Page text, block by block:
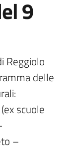
9
Reggiolo
delle
scuole
–